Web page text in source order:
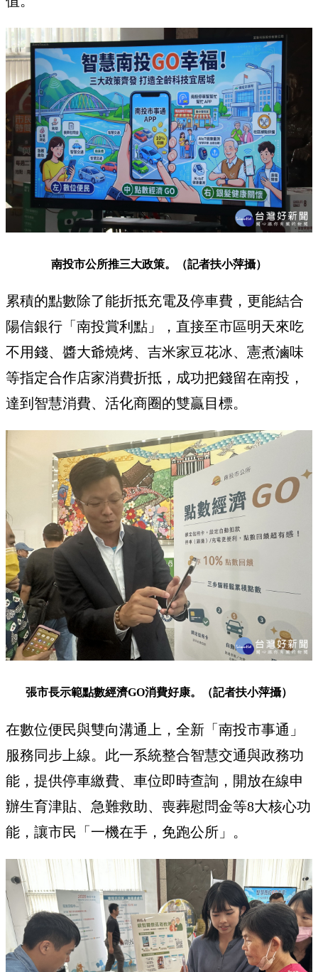
南投市公所推三大政策。（記者扶小萍攝）
累積的點數除了能折抵充電及停車費，更能結合
陽信銀行「南投賞利點」，直接至市區明天來吃
不用錢、醬大爺燒烤、吉米家豆花冰、憲煮滷味
等指定合作店家消費折抵，成功把錢留在南投，
達到智慧消費、活化商圈的雙贏目標。
張市長示範點數經濟GO消費好康。（記者扶小萍攝）
在數位便民與雙向溝通上，全新「南投市事通」
服務同步上線。此一系統整合智慧交通與政務功
能，提供停車繳費、車位即時查詢，開放在線申
辦生育津貼、急難救助、喪葬慰問金等8大核心功
能，讓市民「一機在手，免跑公所」。